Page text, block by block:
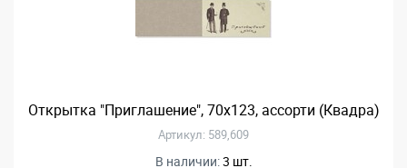
Открытка "Приглашение", 70х123, ассорти (Квадра)
Артикул: 589,609
В наличии:3 шт.